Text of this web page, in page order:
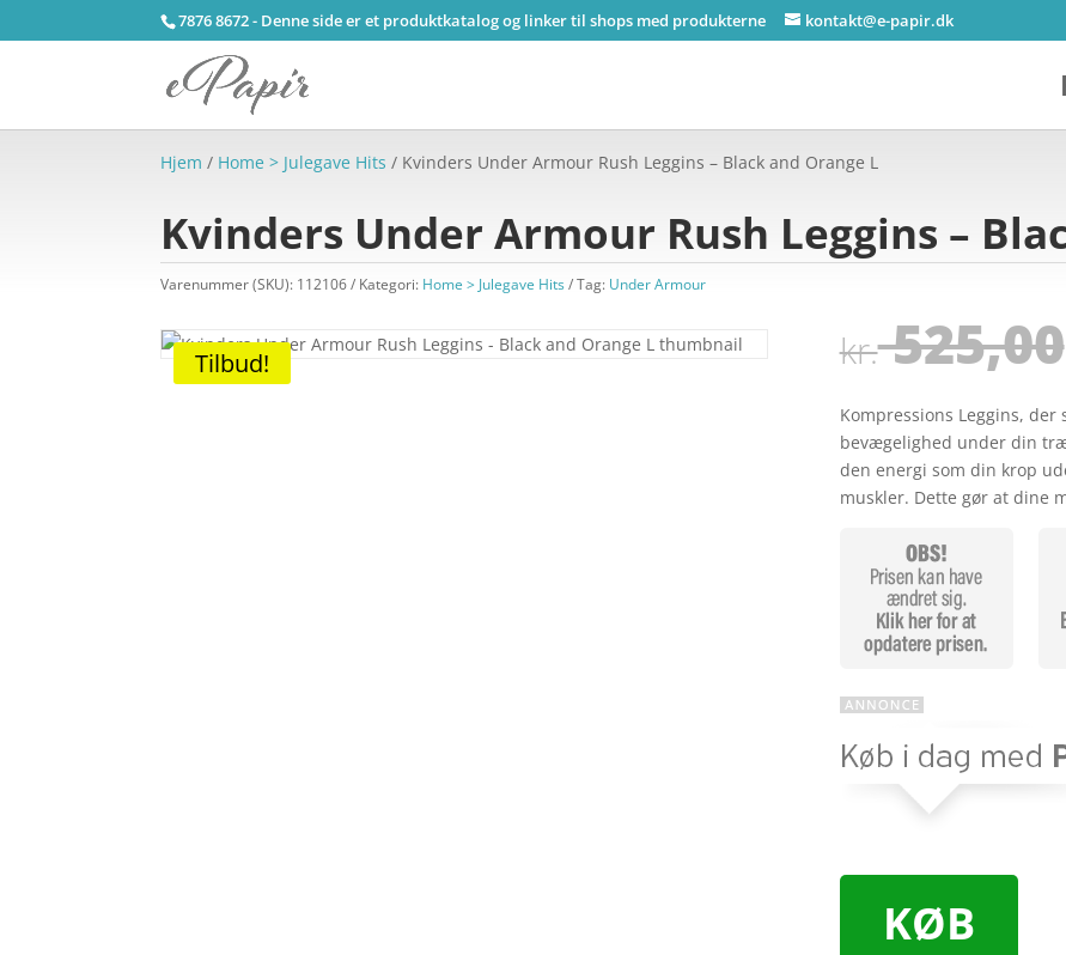
7876 8672 - Denne side er et produktkatalog og linker til shops med produkterne kontakt@e-papir.dk
Hjem / Home > Julegave Hits / Kvinders Under Armour Rush Leggins – Black and Orange L
Kvinders Under Armour Rush Leggins –
Varenummer (SKU): 112106 Kategori: Home > Julegave Hits Tag: Under Armour
Tilbud! kr.525,00
Kompressions Leggins,
bevægelighed under din
den energi som din krop
muskler. Dette gør at dine
KØB